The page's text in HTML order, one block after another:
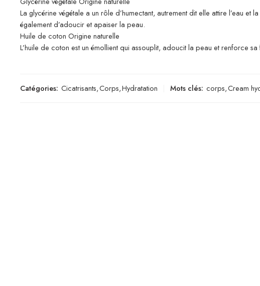
La glycérine végétale a un rôle d’humectant, autrement dit elle attire l’eau
également d’adoucir et apaiser la peau.
Huile de coton Origine naturelle
L’huile de coton est un émollient qui assouplit, adoucit la peau et renforce
Catégories: Cicatrisants,Corps,Hydratation Mots clés: corps,Cream